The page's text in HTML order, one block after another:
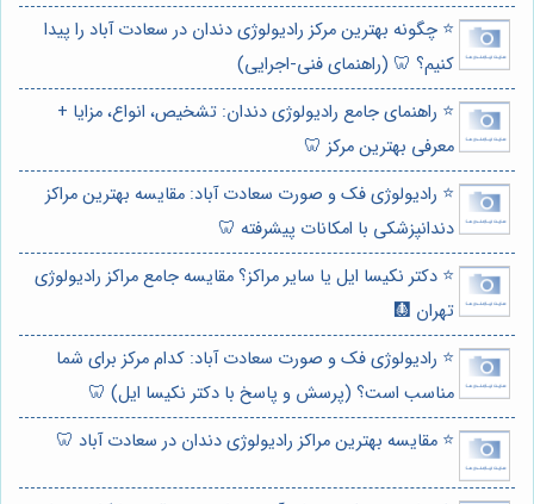
⭐️ چگونه بهترین مرکز رادیولوژی دندان در سعادت آباد را پیدا
کنیم؟ 🦷 (راهنمای فنی-اجرایی)
⭐️ راهنمای جامع رادیولوژی دندان: تشخیص، انواع، مزایا +
معرفی بهترین مرکز 🦷
⭐️ رادیولوژی فک و صورت سعادت آباد: مقایسه بهترین مراکز
دندانپزشکی با امکانات پیشرفته 🦷
⭐️ دکتر نکیسا ایل یا سایر مراکز؟ مقایسه جامع مراکز رادیولوژی
تهران 🩻
⭐️ رادیولوژی فک و صورت سعادت آباد: کدام مرکز برای شما
مناسب است؟ (پرسش و پاسخ با دکتر نکیسا ایل) 🦷
⭐️ مقایسه بهترین مراکز رادیولوژی دندان در سعادت آباد 🦷